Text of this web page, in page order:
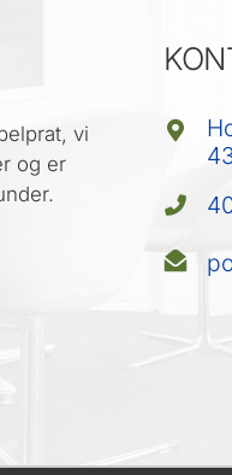
vi
og er